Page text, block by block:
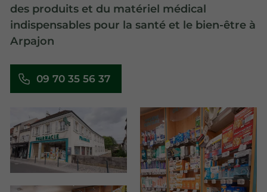
des produits et du matériel médical
indispensables pour la santé et le bien-être à
Arpajon
09 70 35 56 37